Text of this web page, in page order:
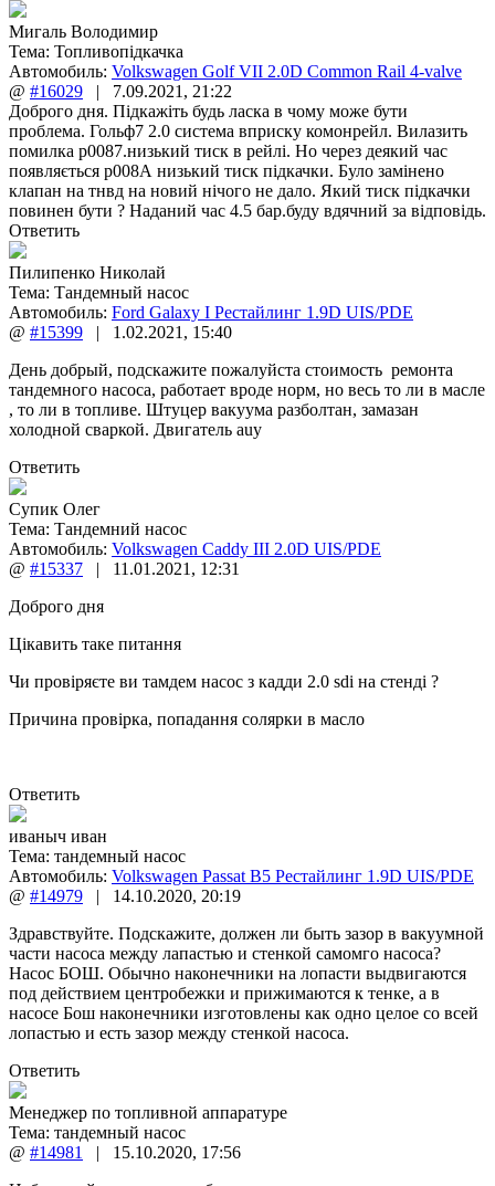
Мигаль Володимир
Тема: Топливопідкачка
Автомобиль: Volkswagen Golf VII 2.0D Common Rail 4-valve
@ #16029 | 7.09.2021 , 21:22
Доброго дня. Підкажіть будь ласка в чому може бути
проблема. Гольф7 2.0 система вприску комонрейл. Вилазить
помилка р0087.низький тиск в рейлі. Но через деякий час
появляється р008А низький тиск підкачки. Було замінено
клапан на тнвд на новий нічого не дало. Який тиск підкачки
повинен бути ? Наданий час 4.5 бар.буду вдячний за відповідь.
Ответить
Пилипенко Николай
Тема: Тандемный насос
Автомобиль: Ford Galaxy I Рестайлинг 1.9D UIS/PDE
@ #15399 | 1.02.2021 , 15:40
День добрый, подскажите пожалуйста стоимость ремонта
тандемного насоса, работает вроде норм, но весь то ли в масле
, то ли в топливе. Штуцер вакуума разболтан, замазан
холодной сваркой. Двигатель auy
Ответить
Супик Олег
Тема: Тандемний насос
Автомобиль: Volkswagen Caddy III 2.0D UIS/PDE
@ #15337 | 11.01.2021 , 12:31
Доброго дня
Цікавить таке питання
Чи провіряєте ви тамдем насос з кадди 2.0 sdi на стенді ?
Причина провірка, попадання солярки в масло
Ответить
иваныч иван
Тема: тандемный насос
Автомобиль: Volkswagen Passat B5 Рестайлинг 1.9D UIS/PDE
@ #14979 | 14.10.2020, 20:19
Здравствуйте. Подскажите, должен ли быть зазор в вакуумной
части насоса между лапастью и стенкой самомго насоса?
Насос БОШ. Обычно наконечники на лопасти выдвигаются
под действием центробежки и прижимаются к тенке, а в
насосе Бош наконечники изготовлены как одно целое со всей
лопастью и есть зазор между стенкой насоса.
Ответить
Менеджер по топливной аппаратуре
Тема: тандемный насос
@ #14981 | 15.10.2020, 17:56